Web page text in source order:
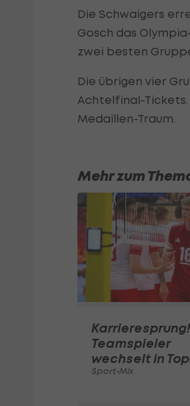
Die Schwaigers
Gosch das
zwei besten
Die übrigen vier
Achtelfinal-
Medaillen-Traum.
Mehr zum
Teamspieler
wechselt in
Sport-Mix